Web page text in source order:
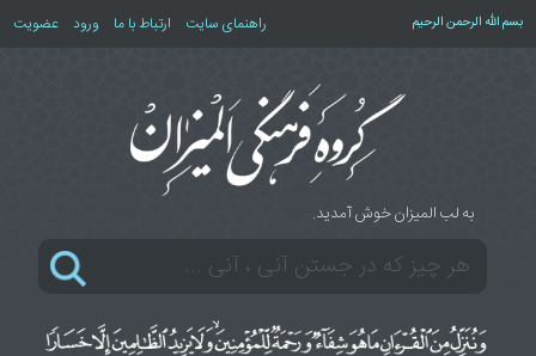
بسم الله الرحمن الرحیم راهنمای سایت ارتباط با ما ورود عضویت
به لب المیزان خوش آمدید.